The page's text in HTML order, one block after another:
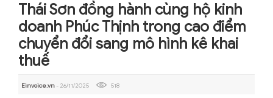
Thái Sơn đồng hành cùng hộ kinh
doanh Phúc Thịnh trong cao điểm
chuyển đổi sang mô hình kê khai
thuế
Einvoice.vn- 26/11/2025 518